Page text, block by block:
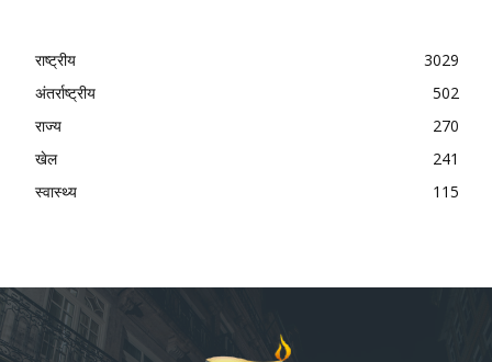
राष्ट्रीय
3029
अंतर्राष्ट्रीय
502
राज्य
270
खेल
241
स्वास्थ्य
115